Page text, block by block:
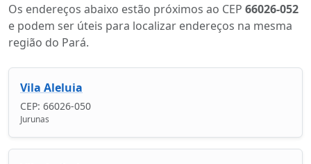
Os endereços abaixo estão próximos ao CEP 66026-052
e podem ser úteis para localizar endereços na mesma
região do Pará.
Vila Aleluia
CEP: 66026-050
Jurunas